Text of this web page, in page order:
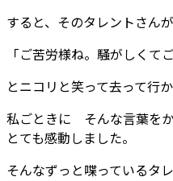
すると、そのタレントさん
「ご苦労様ね。騒がしくて
とニコリと笑って去って行か
私ごときに そんな言葉をか
とても感動しました。
そんなずっと喋っているタ